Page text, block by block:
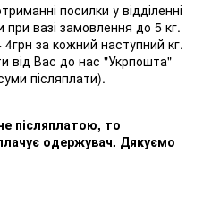
посилки у відділенні
вазі замовлення до 5 кг.
за кожний наступний кг.
від Вас до нас "Укрпошта"
післяплати).
післяплатою, то
одержувач. Дякуємо